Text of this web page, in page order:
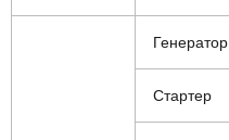
Генератор
Стартер